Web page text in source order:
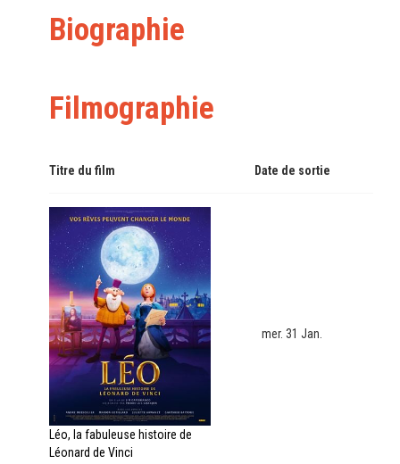
Biographie
Filmographie
Titre du film Date de sortie
Léo, la fabuleuse histoire de
Léonard de Vinci
mer. 31 Jan.